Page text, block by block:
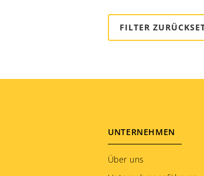
Kasachstan
Kroatien
Footer
menu
UNTERNEHMEN
Über uns